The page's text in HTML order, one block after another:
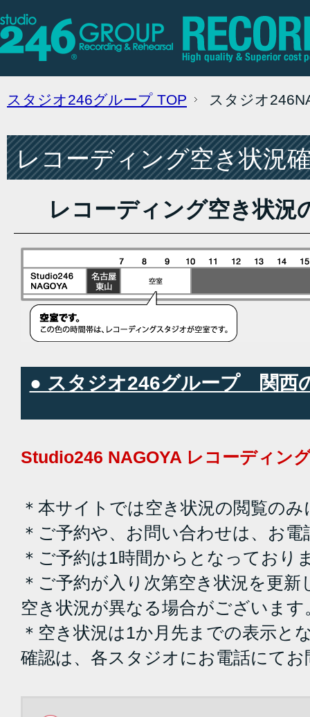
スタジオ246グループ TOP スタジオ
レコーディング空き状況
レコーディング空き状況
● スタジオ246グループ 関西
Studio246 NAGOYA レコーディン
＊本サイトでは空き状況の閲覧の
＊ご予約や、お問い合わせは、お
＊ご予約は1時間からとなっており
＊ご予約が入り次第空き状況を更
空き状況が異なる場合がございます
＊空き状況は1か月先までの表示と
確認は、各スタジオにお電話にて